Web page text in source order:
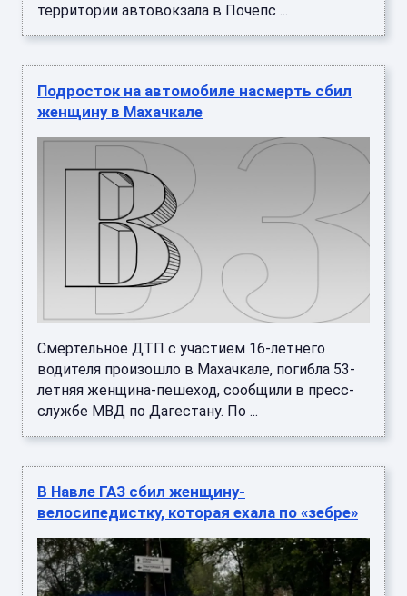
территории автовокзала в Почепс ...
Подросток на автомобиле насмерть сбил
женщину в Махачкале
Смертельное ДТП с участием 16-летнего
водителя произошло в Махачкале, погибла 53-
летняя женщина-пешеход, сообщили в пресс-
службе МВД по Дагестану. По ...
В Навле ГАЗ сбил женщину-
велосипедистку, которая ехала по «зебре»